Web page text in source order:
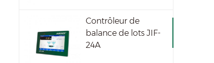
Contrôleur de
balance de lots JIF-
24A